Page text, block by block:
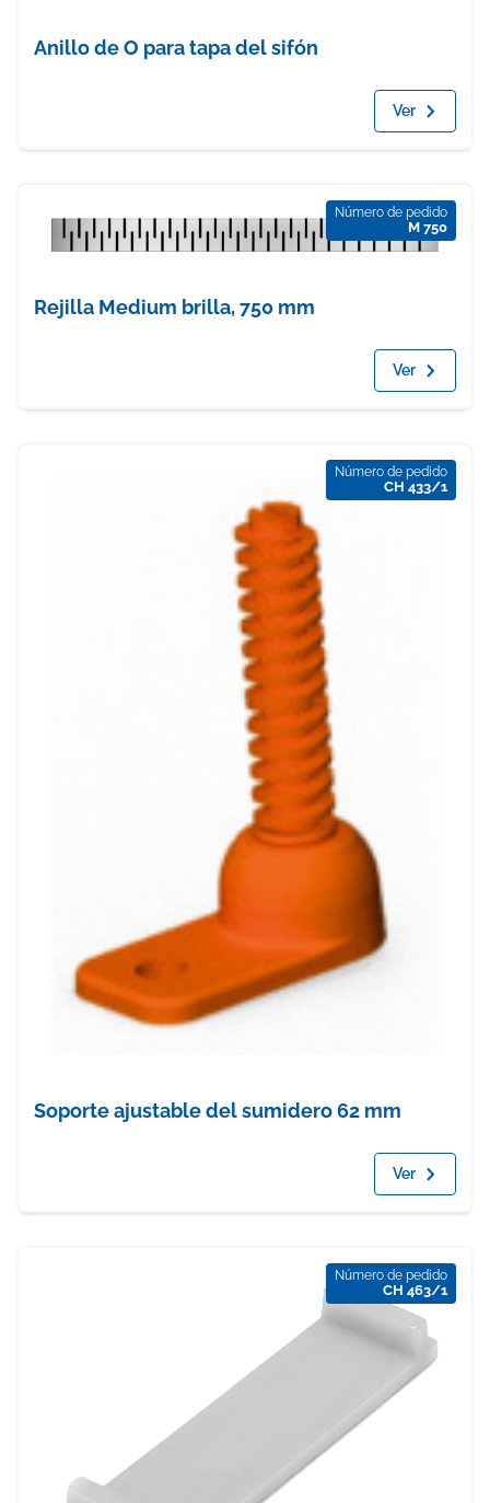
Anillo de O para tapa del sifón
Ver
Número de pedido
M 750
Rejilla Medium brilla, 750 mm
Ver
Número de pedido
CH 433/1
Soporte ajustable del sumidero 62 mm
Ver
Número de pedido
CH 463/1